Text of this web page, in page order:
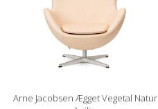
Arne Jacobsen Ægget Vegetal Natur